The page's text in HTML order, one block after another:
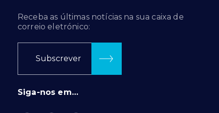
Receba as últimas notícias na sua caixa de
correio eletrónico:
Subscrever
Siga-nos em…